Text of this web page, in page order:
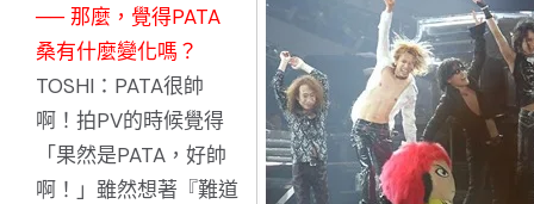
── 那麼，覺得PATA
桑有什麼變化嗎？
TOSHI：PATA很帥
啊！拍PV的時候覺得
「果然是PATA，好帥
啊！」雖然想著『難道